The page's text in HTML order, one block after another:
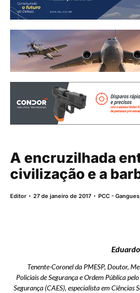
A encruzilhada
civilização e a
Editor 27 de janeiro de 2017 PCC - Gangues
Tenente-Coronel da PMESP, Doutor,
Policiais de Segurança e Ordem Pública
Segurança (CAES), especialista em Ciências